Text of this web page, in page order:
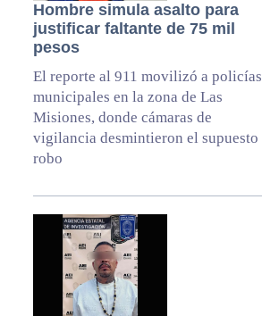
Hombre simula asalto para
justificar faltante de 75 mil
pesos
El reporte al 911 movilizó a policías
municipales en la zona de Las
Misiones, donde cámaras de
vigilancia desmintieron el supuesto
robo